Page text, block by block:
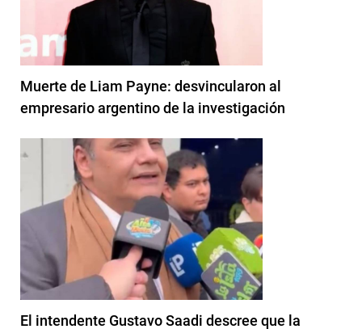
Muerte de Liam Payne: desvincularon al
empresario argentino de la investigación
El intendente Gustavo Saadi descree que la